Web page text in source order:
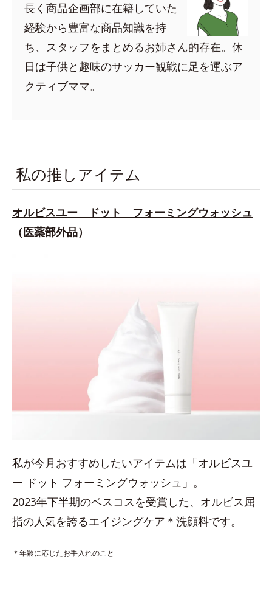
長く商品企画部に在籍していた
経験から豊富な商品知識を持
ち、スタッフをまとめるお姉さん的存在。休
日は子供と趣味のサッカー観戦に足を運ぶア
クティブママ。
私の推しアイテム
オルビスユー ドット フォーミングウォッシュ
（医薬部外品）
私が今月おすすめしたいアイテムは「オルビスユ
ー ドット フォーミングウォッシュ」。
2023年下半期のベスコスを受賞した、オルビス屈
指の人気を誇るエイジングケア＊洗顔料です。
＊年齢に応じたお手入れのこと